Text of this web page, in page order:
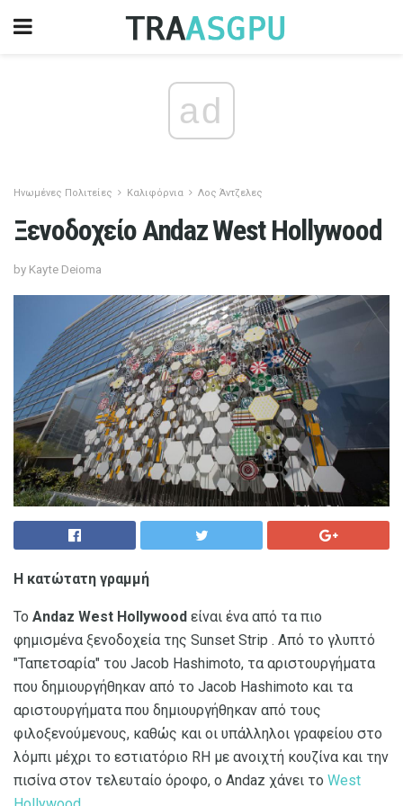
ad
Ηνωμένες Πολιτείες Καλιφόρνια Λος Άντζελες
Ξενοδοχείο Andaz West Hollywood
by Kayte Deioma
Η κατώτατη γραμμή
Το Andaz West Hollywood είναι ένα από τα πιο
φημισμένα ξενοδοχεία της Sunset Strip . Από το γλυπτό
"Ταπετσαρία" του Jacob Hashimoto, τα αριστουργήματα
που δημιουργήθηκαν από το Jacob Hashimoto και τα
αριστουργήματα που δημιουργήθηκαν από τους
φιλοξενούμενους, καθώς και οι υπάλληλοι γραφείου στο
λόμπι μέχρι το εστιατόριο RH με ανοιχτή κουζίνα και την
πισίνα στον τελευταίο όροφο, ο Andaz χάνει το West